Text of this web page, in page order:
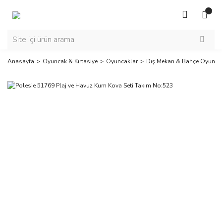
Anasayfa Oyuncak & Kırtasiye Oyuncaklar Dış Mekan & Bahçe